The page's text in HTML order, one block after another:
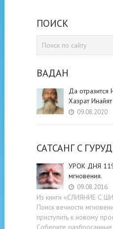
ПОИСК
ВАДАН
Да
Хазрат
09.08.2020
САТСАНГ C
УРОК ДНЯ
мгновения.
09.08.2016
Из книги «СЛИЯНИЕ С
Поиск вечности
приступить к новому
Соберите